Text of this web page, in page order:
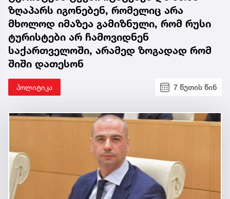
ზღაპარს იგონებენ, რომელიც არა
მხოლოდ იმაზეა გამიზნული, რომ რუსი
ტურისტები არ ჩამოვიდნენ
საქართველოში, არამედ ზოგადად რომ
შიში დათესონ
პოლიტიკა 7 წუთის წინ